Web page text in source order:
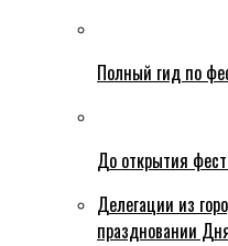
Полный гид по
До открытия
Делегации из
праздновании